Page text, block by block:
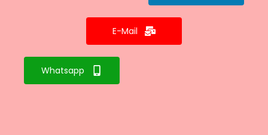
E-Mail
Whatsapp